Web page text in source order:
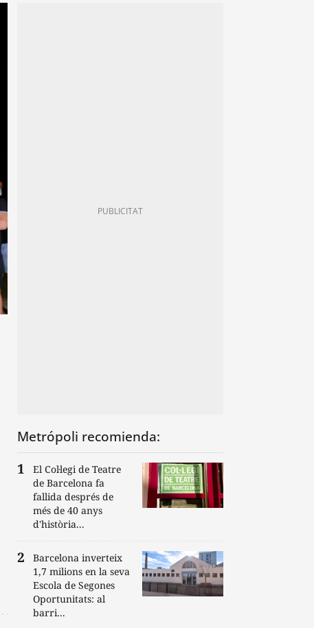
Metrópoli recomienda:
El Col·legi de Teatre
de Barcelona fa
fallida després de
més de 40 anys
d'història...
Barcelona inverteix
1,7 milions en la seva
Escola de Segones
Oportunitats: al
barri...